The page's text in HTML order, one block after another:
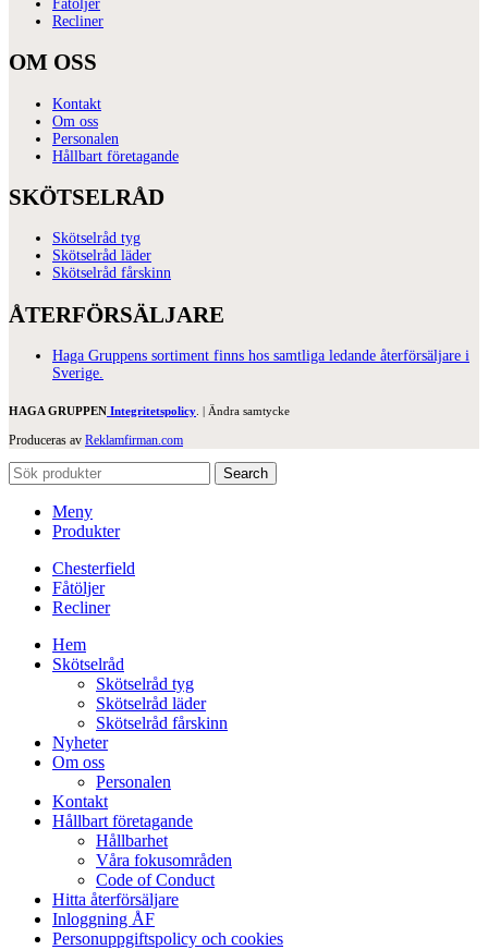
Fåtöljer
Recliner
OM OSS
Kontakt
Om oss
Personalen
Hållbart företagande
SKÖTSELRÅD
Skötselråd tyg
Skötselråd läder
Skötselråd fårskinn
ÅTERFÖRSÄLJARE
Haga Gruppens sortiment finns hos samtliga ledande återförsäljare i
Sverige.
HAGA GRUPPEN Integritetspolicy Ändra samtycke
Produceras av Reklamfirman.com
Search
Meny
Produkter
Chesterfield
Fåtöljer
Recliner
Hem
Skötselråd
Skötselråd tyg
Skötselråd läder
Skötselråd fårskinn
Nyheter
Om oss
Personalen
Kontakt
Hållbart företagande
Hållbarhet
Våra fokusområden
Code of Conduct
Hitta återförsäljare
Inloggning ÅF
Personuppgiftspolicy och cookies